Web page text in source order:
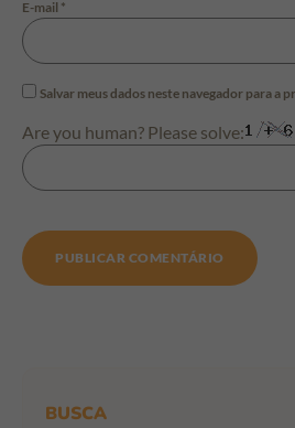
E-mail *
Salvar meus dados neste navegador para a
Are you human? Please solve:
BUSCA